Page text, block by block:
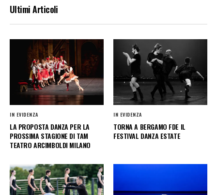
Ultimi Articoli
IN EVIDENZA
LA PROPOSTA DANZA PER LA
PROSSIMA STAGIONE DI TAM
TEATRO ARCIMBOLDI MILANO
IN EVIDENZA
TORNA A BERGAMO FDE IL
FESTIVAL DANZA ESTATE